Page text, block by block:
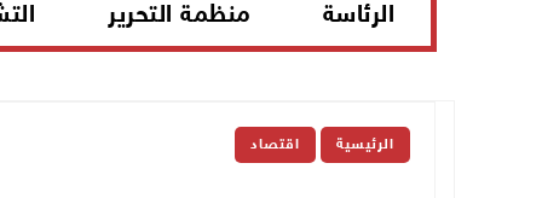
الرئاسة منظمة التحرير
الرئيسية اقتصاد